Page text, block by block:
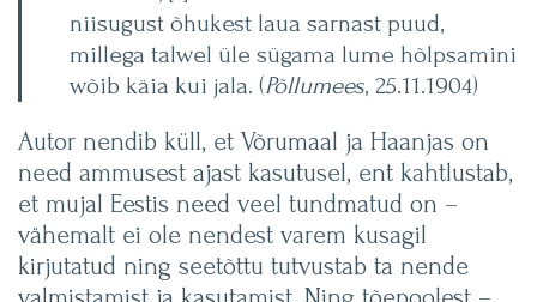
niisugust õhukest laua sarnast puud,
millega talwel üle sügama lume hõlpsamini
wõib käia kui jala. (Põllumees, 25.11.1904)
Autor nendib küll, et Võrumaal ja Haanjas on
need ammusest ajast kasutusel, ent kahtlustab,
et mujal Eestis need veel tundmatud on –
vähemalt ei ole nendest varem kusagil
kirjutatud ning seetõttu tutvustab ta nende